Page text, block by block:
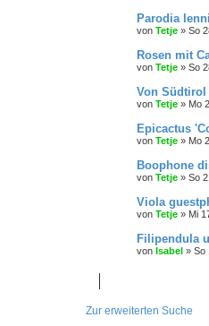
Parodia
von Tetje » So
Rosen mit
von Tetje » So
Von Südtirol
von Tetje » Mo
Epicactus
von Tetje » Mo
Boophone
von Tetje » So
Viola
von Tetje » Mi
Filipendula
von Isabel » So
Zur erweiterten Suche